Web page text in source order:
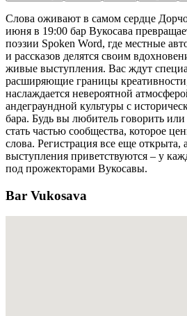
Слова оживают в самом сердце
июня в 19:00 бар Вукосава
поэзии Spoken Word, где местные
и рассказов делятся своим
живые выступления. Вас ждут
расширяющие границы
наслаждается невероятной
андеграундной культуры с
бара. Будь вы любитель говорить
стать частью сообщества, которое
слова. Регистрация все еще открыта,
выступления приветствуются – у
под прожекторами Вукосавы.
Bar Vukosava